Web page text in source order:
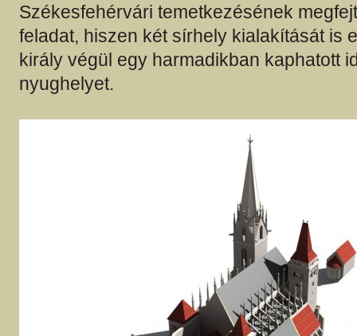
Székesfehérvári temetkezésének
feladat, hiszen két sírhely kialakítását is
király végül egy harmadikban kaphatott
nyughelyet.